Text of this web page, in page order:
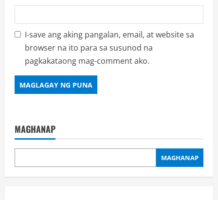
I-save ang aking pangalan, email, at website sa
browser na ito para sa susunod na
pagkakataong mag-comment ako.
MAGHANAP
MAGHANAP